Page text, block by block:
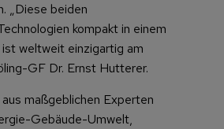
„Diese beiden
kompakt in einem
weltweit einzigartig am
GF Dr. Ernst Hutterer.
maßgeblichen Experten
Gebäude-Umwelt,